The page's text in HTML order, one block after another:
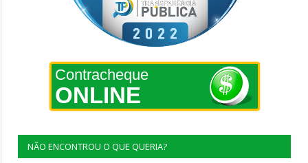
Contracheque
ONLINE
NÃO ENCONTROU O QUE QUERIA?